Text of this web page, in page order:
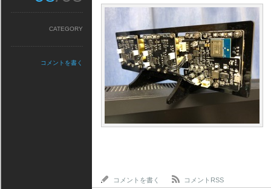
CATEGORY
コメントを書く
コメントを書く コメントRSS